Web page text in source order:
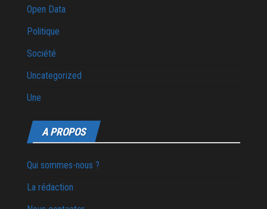
Open Data
Politique
Société
Uncategorized
Une
A PROPOS
Qui sommes-nous ?
La rédaction